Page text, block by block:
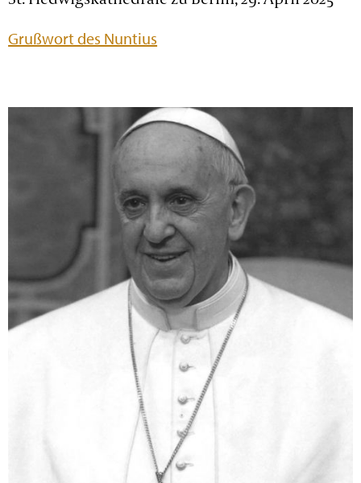
Grußwort des Nuntius